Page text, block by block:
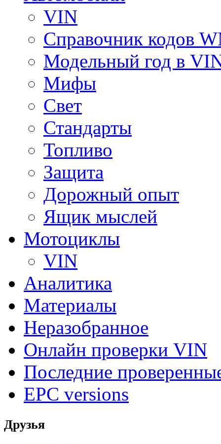
VIN
Справочник кодов
Модельный год в
Мифы
Свет
Стандарты
Топливо
Защита
Дорожный опыт
Ящик мыслей
Мотоциклы
VIN
Аналитика
Материалы
Неразобранное
Онлайн проверки VIN
Последние
EPC versions
Друзья